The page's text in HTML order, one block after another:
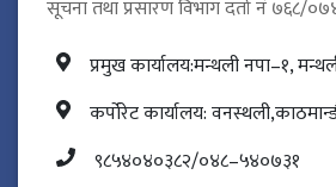
सूचना तथा प्रसारण विभाग दर्ता नं ७६८/
प्रमुख कार्यालय:मन्थली नपा–१,
कर्पोरेट कार्यालय:
९८५४०४०३८२/०४८–५४०७३१